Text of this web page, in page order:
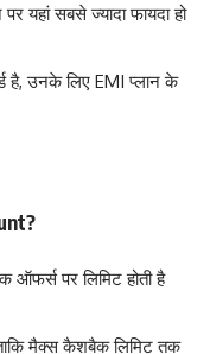
यहां सबसे ज्यादा फायदा हो
है, उनके लिए EMI प्लान के
ऑफर्स पर लिमिट होती है
मैक्स कैशबैक लिमिट तक